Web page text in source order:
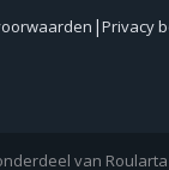
Privacy
van